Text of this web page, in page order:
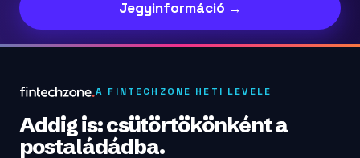
Jegyinformáció →
A FINTECHZONE HETI LEVELE
Addig is: csütörtökönként a
postaládádba.